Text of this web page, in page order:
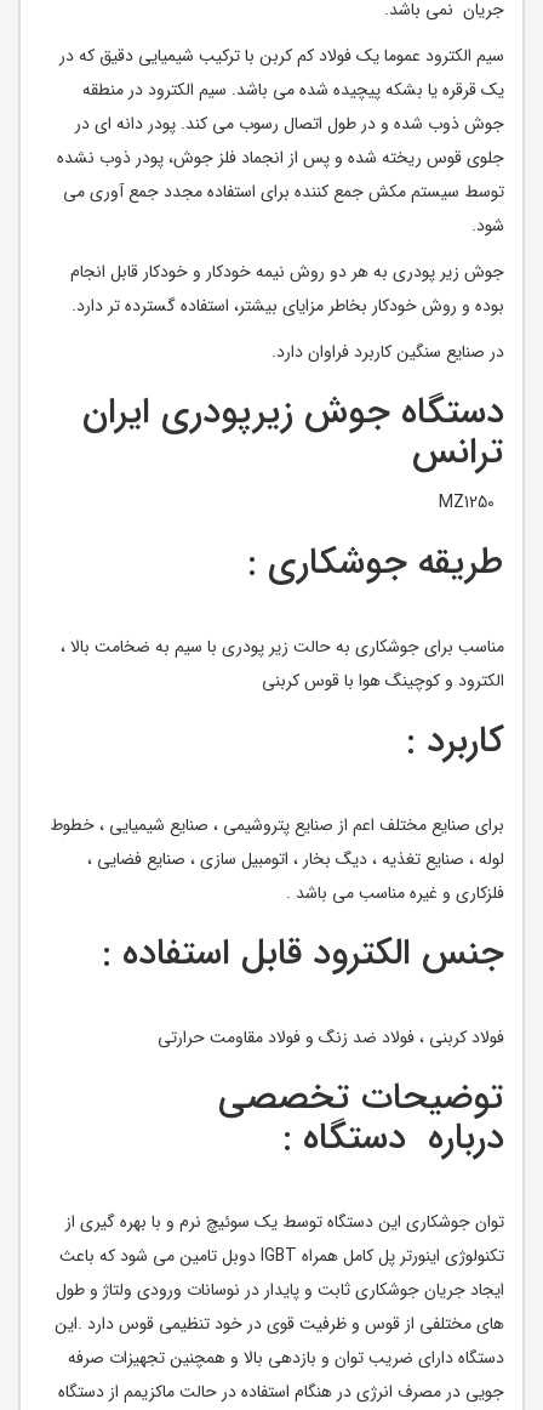
جریان نمی باشد.
سیم الکترود عموما یک فولاد کم کربن با ترکیب شیمیایی دقیق که در
یک قرقره یا بشکه پیچیده شده می باشد. سیم الکترود در منطقه
جوش ذوب شده و در طول اتصال رسوب می کند. پودر دانه ای در
جلوی قوس ریخته شده و پس از انجماد فلز جوش، پودر ذوب نشده
توسط سیستم مکش جمع کننده برای استفاده مجدد جمع آوری می
شود.
جوش زیر پودری به هر دو روش نیمه خودکار و خودکار قابل انجام
بوده و روش خودکار بخاطر مزایای بیشتر، استفاده گسترده تر دارد.
در صنایع سنگین کاربرد فراوان دارد.
دستگاه جوش زیرپودری ایران
ترانس
طریقه جوشکاری :
مناسب برای جوشکاری به حالت زیر پودری با سیم به ضخامت بالا ،
الکترود و کوچینگ هوا با قوس کربنی
کاربرد :
برای صنایع مختلف اعم از صنایع پتروشیمی ، صنایع شیمیایی ، خطوط
لوله ، صنایع تغذیه ، دیگ بخار ، اتومبیل سازی ، صنایع فضایی ،
فلزکاری و غیره مناسب می باشد .
جنس الکترود قابل استفاده :
فولاد کربنی ، فولاد ضد زنگ و فولاد مقاومت حرارتی
توضیحات تخصصی
درباره دستگاه :
توان جوشکاری این دستگاه توسط یک سوئیچ نرم و با بهره گیری از
تکنولوژی اینورتر پل کامل همراه IGBT دوبل تامین می شود که باعث
ایجاد جریان جوشکاری ثابت و پایدار در نوسانات ورودی ولتاژ و طول
های مختلفی از قوس و ظرفیت قوی در خود تنظیمی قوس دارد .این
دستگاه دارای ضریب توان و بازدهی بالا و همچنین تجهیزات صرفه
جویی در مصرف انرژی در هنگام استفاده در حالت ماکزیمم از دستگاه